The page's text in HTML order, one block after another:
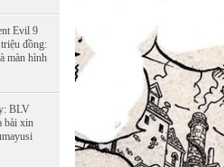
Evil 9
đồng:
màn hình
BLV
bài xin